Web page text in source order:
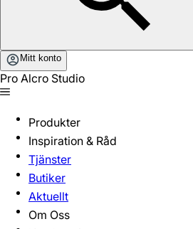
Mitt konto
Pro Alcro Studio
Produkter
Inspiration & Råd
Tjänster
Butiker
Aktuellt
Om Oss